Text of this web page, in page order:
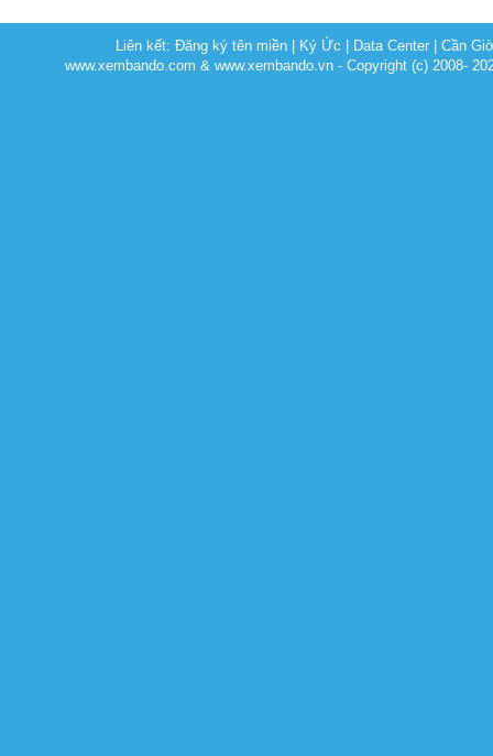
Liên kết:Đăng ký tên miền Ký Ức Data Center |Cần
www.xembando.com & www.xembando.vn - Copyright (c) 2008-